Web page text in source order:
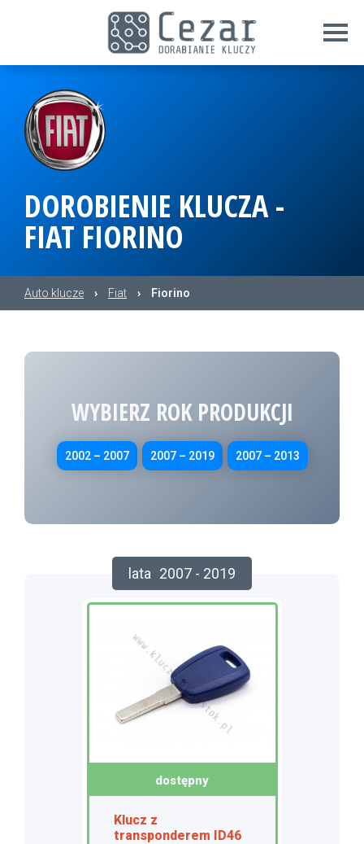
DOROBIENIE KLUCZA -
FIAT FIORINO
Auto klucze › Fiat › Fiorino
WYBIERZ ROK PRODUKCJI
2002 – 2007 2007 – 2019 2007 – 2013
lata 2007 - 2019
dostępny
Klucz z
transponderem ID46